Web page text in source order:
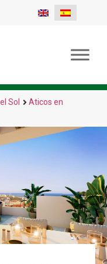
Sol
Aticos en